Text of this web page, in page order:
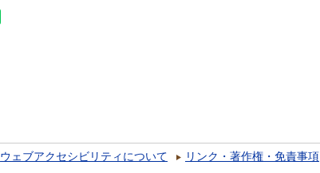
ウェブアクセシビリティについて リンク・著作権・免責事項